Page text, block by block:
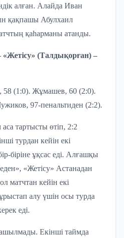
алған. Алайда Иван
қақпашы Абулхаил
қаһарманы атанды.
(Талдықорған) –
, 58 (1:0). Жұмашев, 60 (2:0).
97-пенальтиден (2:2).
тартысты өтіп, 2:2
турдан кейін екі
біріне ұқсас еді. Алғашқы
«Жетісу» Астанадан
матчтан кейін екі
алу үшін осы турда
еді.
Екінші таймда